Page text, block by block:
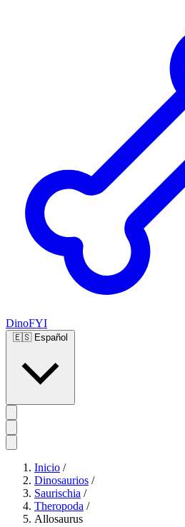
DinoFYI
🇪🇸 Español
Inicio /
Dinosaurios /
Saurischia /
Theropoda /
Allosaurus